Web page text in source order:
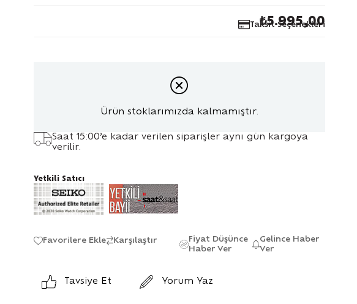
Taksit Seçenekleri
₺5.995,00
Ürün stoklarımızda kalmamıştır.
Saat 15:00’e kadar verilen siparişler aynı gün kargoya
verilir.
Yetkili Satıcı
Favorilere Ekle Karşılaştır
Fiyat Düşünce
Haber Ver
Gelince Haber
Ver
Tavsiye Et Yorum Yaz